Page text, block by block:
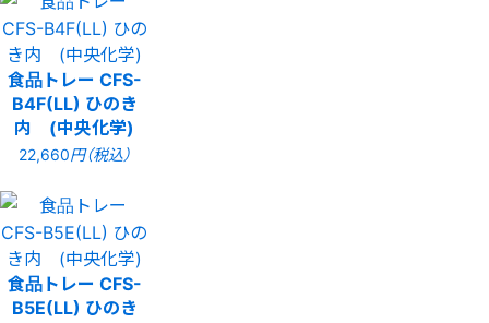
食品トレー CFS-
B4F(LL) ひのき
内 (中央化学)
22,660円（税込）
食品トレー CFS-
B5E(LL) ひのき